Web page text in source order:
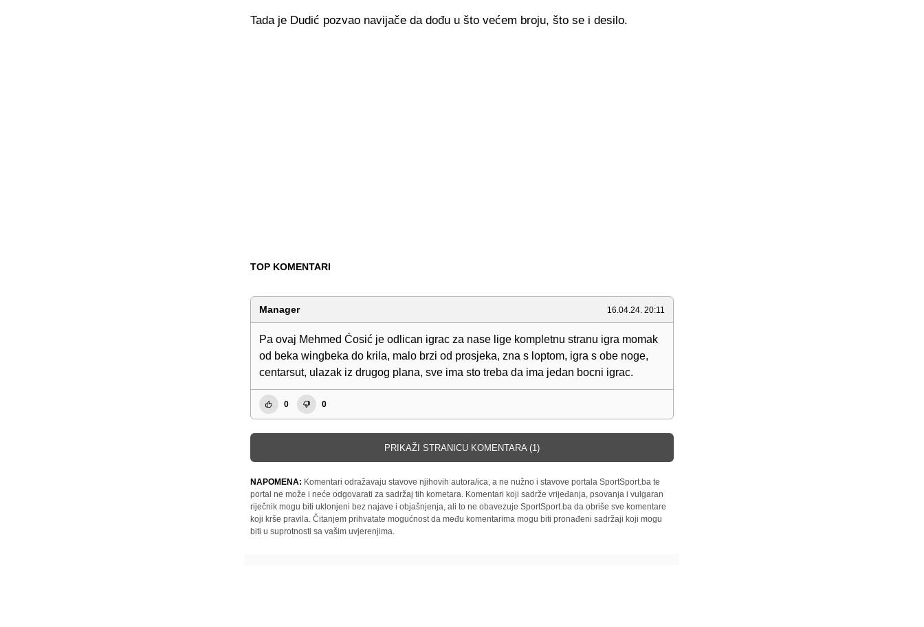
Tada je Dudić pozvao navijače da dođu u što većem broju, što se i desilo.
TOP KOMENTARI
Manager 16.04.24. 20:11
Pa ovaj Mehmed Ćosić je odlican igrac za nase lige kompletnu stranu igra momak
od beka wingbeka do krila, malo brzi od prosjeka, zna s loptom, igra s obe noge,
centarsut, ulazak iz drugog plana, sve ima sto treba da ima jedan bocni igrac.
0 0
PRIKAŽI STRANICU KOMENTARA (1)
NAPOMENA: Komentari odražavaju stavove njihovih autora/ica, a ne nužno i stavove portala SportSport.ba te
portal ne može i neće odgovarati za sadržaj tih kometara. Komentari koji sadrže vrijeđanja, psovanja i vulgaran
riječnik mogu biti uklonjeni bez najave i objašnjenja, ali to ne obavezuje SportSport.ba da obriše sve komentare
koji krše pravila. Čitanjem prihvatate mogućnost da među komentarima mogu biti pronađeni sadržaji koji mogu
biti u suprotnosti sa vašim uvjerenjima.